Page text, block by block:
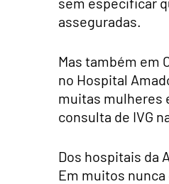
asseguradas.
Mas também em
no Hospital
muitas mulheres
consulta de IVG
Dos hospitais da
Em muitos nunca